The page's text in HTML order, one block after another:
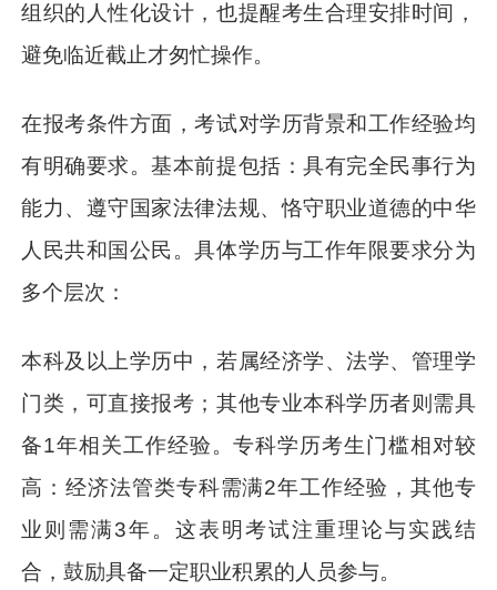
组织的人性化设计，也提醒考生合理安排时间，
避免临近截止才匆忙操作。
在报考条件方面，考试对学历背景和工作经验均
有明确要求。基本前提包括：具有完全民事行为
能力、遵守国家法律法规、恪守职业道德的中华
人民共和国公民。具体学历与工作年限要求分为
多个层次：
本科及以上学历中，若属经济学、法学、管理学
门类，可直接报考；其他专业本科学历者则需具
备1年相关工作经验。专科学历考生门槛相对较
高：经济法管类专科需满2年工作经验，其他专
业则需满3年。这表明考试注重理论与实践结
合，鼓励具备一定职业积累的人员参与。